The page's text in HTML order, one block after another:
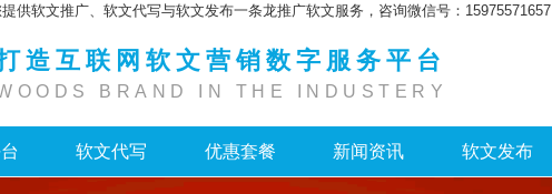
供软文推广、软文代写与软文发布一条龙推广软文服务，咨询微信号：15975571657
造互联网软文营销数字服务平台
BRAND IN THE INDUSTERY
软文代写 优惠套餐 新闻资讯 软文发布